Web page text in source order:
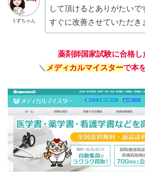
うずちゃん
して頂けるとありがたいで
すぐに改善させていただき
薬剤師国家試験に合格し
＼ メディカルマイスターで本